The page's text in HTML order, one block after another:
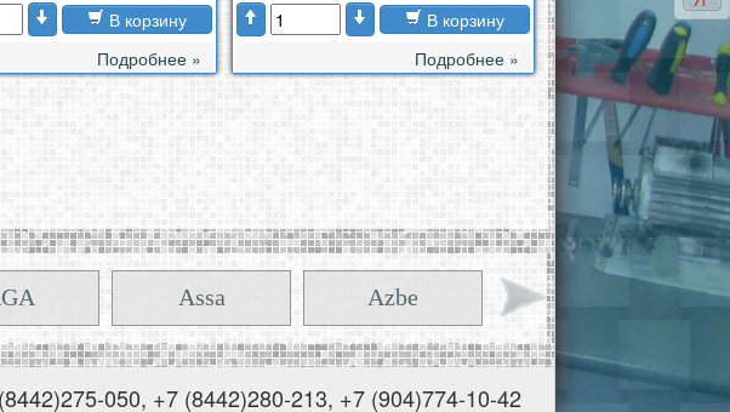
В корзину
Подробнее »
В корзину
Подробнее »
Assa Azbe
Дмитровград Фиманевск Глазов
050, +7 (8442)280-213, +7 (904)774-10-42